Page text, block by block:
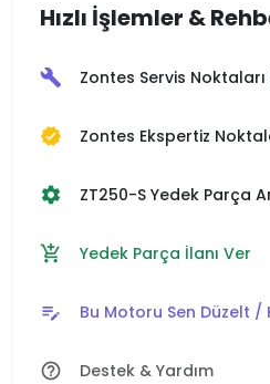
Hızlı İşlemler &
build Zontes Servis Noktaları
verified Zontes Ekspertiz
settings ZT250-S Yedek Parça
add_shopping_cart Yedek Parça İlanı Ver
edit_note Bu Motoru Sen Düzelt /
help_outline Destek & Yardım